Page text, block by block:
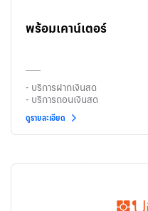
พร้อมเคาน์เตอร์
- บริการฝากเงินสด
- บริการถอนเงินสด
ดูรายละเอียด